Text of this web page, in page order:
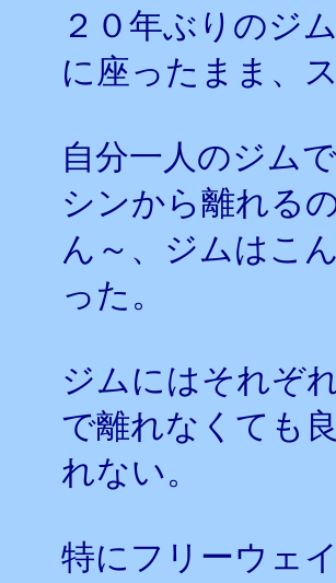
２０年ぶりのジ
に座ったまま、
自分一人のジム
シンから離れる
ん～、ジムはこ
った。
ジムにはそれぞ
で離れなくても
れない。
特にフリーウェ